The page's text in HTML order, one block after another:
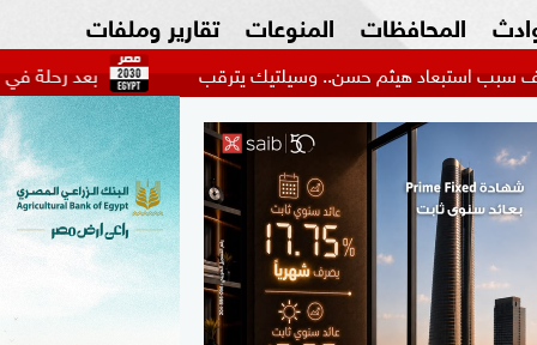
شكاوي المواطن
المحافظات المنوعات
السياحة في مصر
التكنولوجيا
المرأة والأسرة
السيارات
تقارير وملفات
بعد رحلة في الدوري هيثم حسن.. وسيلتيك يترقب